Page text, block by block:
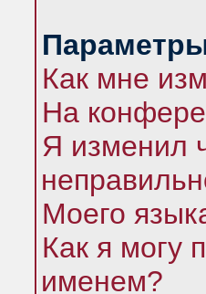
Как мне
На
Я изменил
Моего
Как я могу
именем?